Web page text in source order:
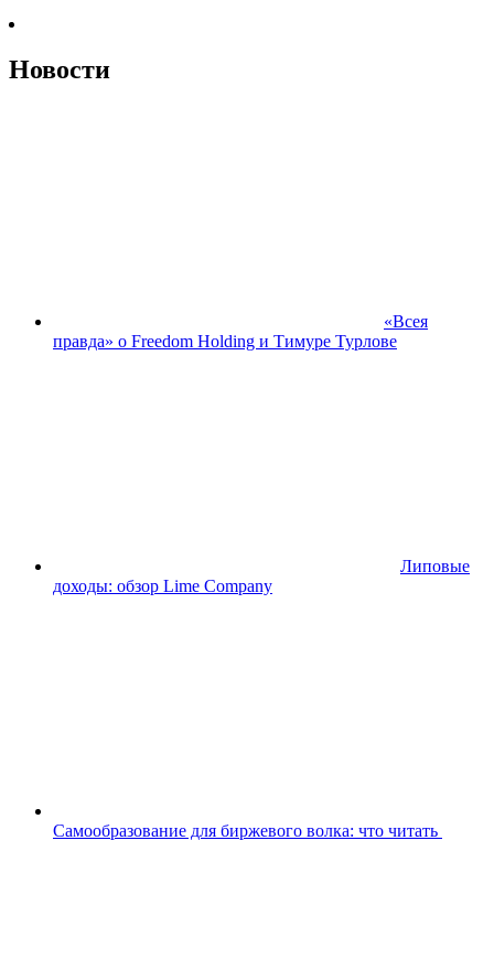
Новости
«Всея
правда» о Freedom Holding и Тимуре Турлове
Липовые
доходы: обзор Lime Company
Самообразование для биржевого волка: что читать